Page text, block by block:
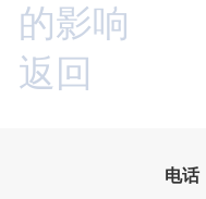
的影响
返回
电话